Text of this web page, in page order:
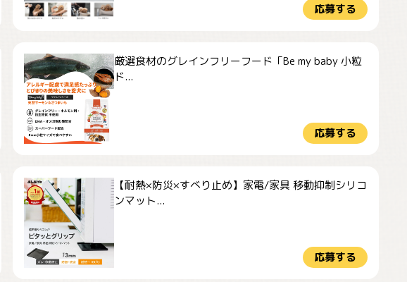
応募する
厳選食材のグレインフリーフード「Be my baby 小粒
ド...
応募する
【耐熱×防災×すべり止め】家電/家具 移動抑制シリコ
ンマット...
応募する